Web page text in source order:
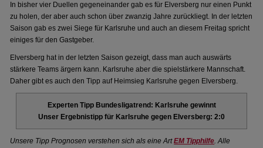
In bisher vier Duellen gegeneinander gab es für Elversberg nur einen Punkt
zu holen, der aber auch schon über zwanzig Jahre zurückliegt. In der letzten
Saison gab es zwei Siege für Karlsruhe und auch an diesem Freitag spricht
einiges für den Gastgeber.
Elversberg hat in der letzten Saison gezeigt, dass man auch auswärts
stärkere Teams ärgern kann. Karlsruhe aber die spielstärkere Mannschaft.
Daher gibt es auch den Tipp auf Heimsieg Karlsruhe gegen Elversberg.
Experten Tipp Bundesligatrend: Karlsruhe gewinnt
Unser Ergebnistipp für Karlsruhe gegen Elversberg: 2:0
Unsere Tipp Prognosen verstehen sich als eine ArtEM Tipphilfe. Alle